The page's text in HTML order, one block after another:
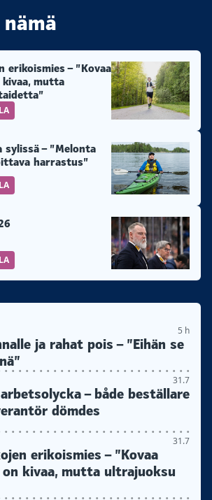
erikoismies – ”Kovaa
mutta
sylissä – ”Melonta
harrastus”
5 h
ja rahat pois – ”Eihän se
31.7
– både beställare
dömdes
31.7
erikoismies – ”Kovaa
on kivaa, mutta ultrajuoksu